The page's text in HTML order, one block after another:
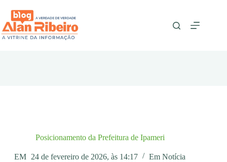
para
conteúdo
Posicionamento da Prefeitura de Ipameri
EM 24 de fevereiro de 2026, às 14:17 Em Notícia